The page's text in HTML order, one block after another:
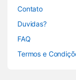
Contato
Duvidas?
FAQ
Termos e